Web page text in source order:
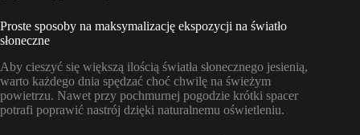
Proste sposoby na maksymalizację ekspozycji na światło
słoneczne
Aby cieszyć się większą ilością światła słonecznego jesienią,
warto każdego dnia spędzać choć chwilę na świeżym
powietrzu. Nawet przy pochmurnej pogodzie krótki spacer
potrafi poprawić nastrój dzięki naturalnemu oświetleniu.